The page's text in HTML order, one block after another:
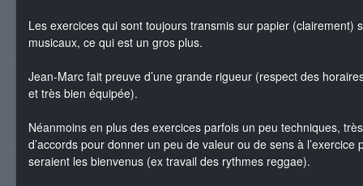
Les exercices qui sont toujours transmis sur papier (clairement)
musicaux, ce qui est un gros plus.
Jean-Marc fait preuve d’une grande rigueur (respect des
et très bien équipée).
Néanmoins en plus des exercices parfois un peu techniques,
d’accords pour donner un peu de valeur ou de sens à l’exercice
seraient les bienvenus (ex travail des rythmes reggae).